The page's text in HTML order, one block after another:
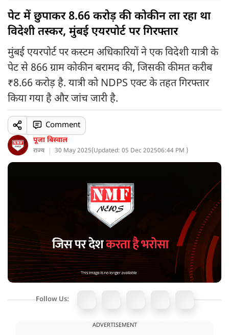
पेट में छुपाकर 8.66 करोड़ की कोकीन ला रहा था
विदेशी तस्कर, मुंबई एयरपोर्ट पर गिरफ्तार
मुंबई एयरपोर्ट पर कस्टम अधिकारियों ने एक विदेशी यात्री के
पेट से 866 ग्राम कोकीन बरामद की, जिसकी कीमत करीब
₹8.66 करोड़ है. यात्री को NDPS एक्ट के तहत गिरफ्तार
किया गया है और जांच जारी है.
पूजा बिस्वाल
राज्य 30 May 2025(Updated: 05 Dec 202506:44 PM )
Comment
Follow Us:
ADVERTISEMENT